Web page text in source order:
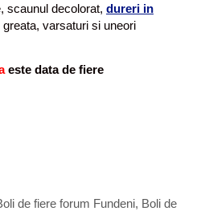
scaunul decolorat, dureri in
varsaturi si uneori
este data de fiere
de fiere forum Fundeni, Boli de